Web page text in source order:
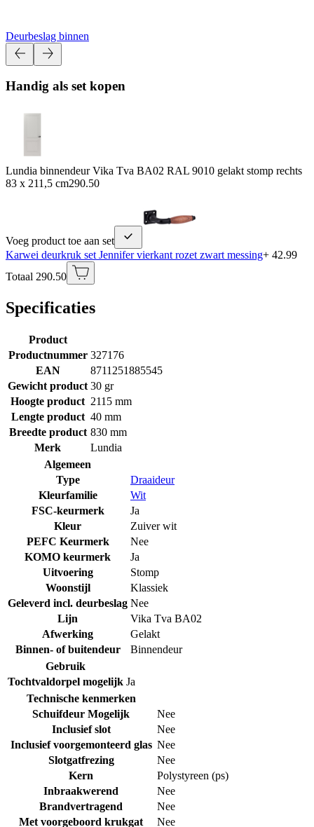
Deurbeslag binnen
Handig als set kopen
Lundia binnendeur Vika Tva BA02 RAL 9010 gelakt stomp rechts
83 x 211,5 cm290.50
Voeg product toe aan set
Karwei deurkruk set Jennifer vierkant rozet zwart messing+ 42.99
Totaal 290.50
Specificaties
Product
Productnummer 327176
EAN
8711251885545
Gewicht product 30 gr
Hoogte product 2115 mm
Lengte product 40 mm
Breedte product 830 mm
Merk
Lundia
Algemeen
Type
Draaideur
Kleurfamilie
Wit
FSC-keurmerk
Ja
Kleur
Zuiver wit
PEFC Keurmerk
Nee
KOMO keurmerk
Ja
Uitvoering
Stomp
Woonstijl
Klassiek
Geleverd incl. deurbeslag Nee
Lijn
Vika Tva BA02
Afwerking
Gelakt
Binnen- of buitendeur
Binnendeur
Gebruik
Tochtvaldorpel mogelijk Ja
Technische kenmerken
Schuifdeur Mogelijk
Nee
Inclusief slot
Nee
Inclusief voorgemonteerd glas Nee
Slotgatfrezing
Nee
Kern
Polystyreen (ps)
Inbraakwerend
Nee
Brandvertragend
Nee
Met voorgeboord krukgat
Nee